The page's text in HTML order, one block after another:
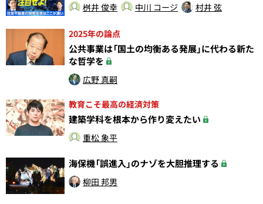
桝井 俊幸 中川 コージ 村井 弦
2025年の論点
公共事業は「国土の均衡ある発展」に代わる新た
な哲学を
広野 真嗣
教育こそ最高の経済対策
建築学科を根本から作り変えたい
重松 象平
海保機「誤進入」のナゾを大胆推理する
柳田 邦男